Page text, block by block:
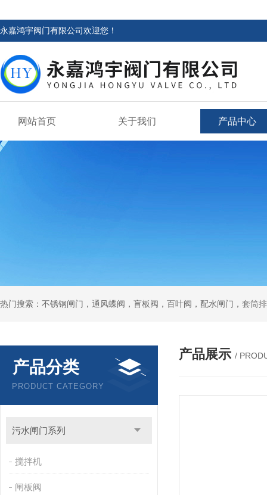
永嘉鸿宇阀门有限公司欢迎您！
网站首页 关于我们 产品中心
热门搜索：不锈钢闸门，通风蝶阀，盲板阀，百叶阀，配水闸门，套筒
产品分类
PRODUCT CATEGORY
污水闸门系列
搅拌机
闸板阀
产品展示 /